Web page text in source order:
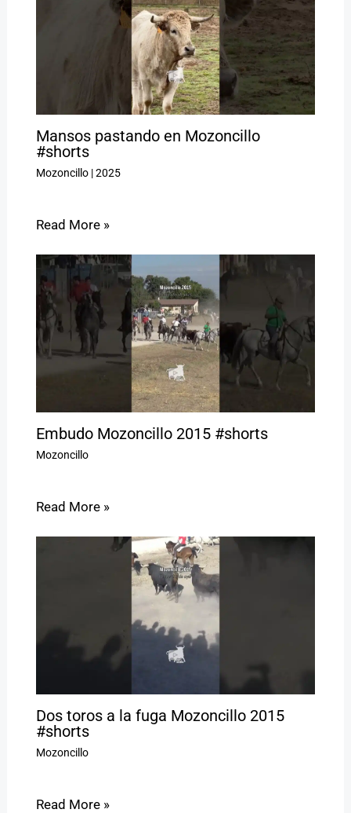
Mansos pastando en Mozoncillo
#shorts
Mozoncillo|2025
Read More »
Embudo Mozoncillo 2015 #shorts
Mozoncillo
Read More »
Dos toros a la fuga Mozoncillo 2015
#shorts
Mozoncillo
Read More »